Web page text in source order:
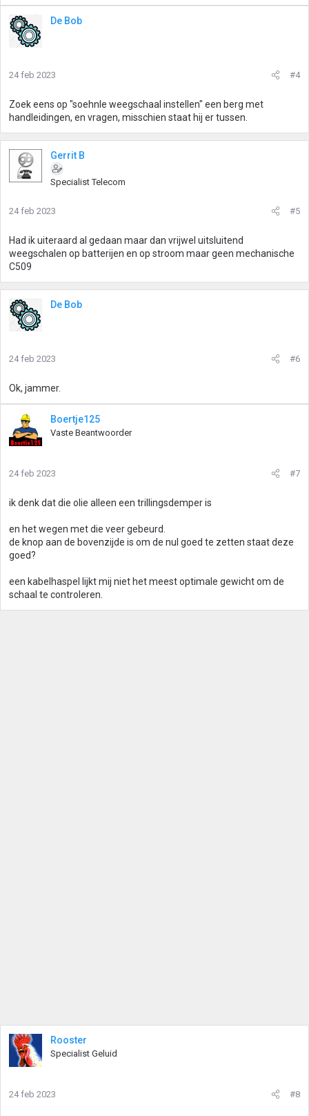
De Bob
24 feb 2023 #4
Zoek eens op "soehnle weegschaal instellen" een berg met
handleidingen, en vragen, misschien staat hij er tussen.
Gerrit B
Specialist Telecom
24 feb 2023 #5
Had ik uiteraard al gedaan maar dan vrijwel uitsluitend
weegschalen op batterijen en op stroom maar geen mechanische
C509
De Bob
24 feb 2023 #6
Ok, jammer.
Boertje125
Vaste Beantwoorder
24 feb 2023 #7
ik denk dat die olie alleen een trillingsdemper is
en het wegen met die veer gebeurd.
de knop aan de bovenzijde is om de nul goed te zetten staat deze
goed?
een kabelhaspel lijkt mij niet het meest optimale gewicht om de
schaal te controleren.
Rooster
Specialist Geluid
24 feb 2023 #8